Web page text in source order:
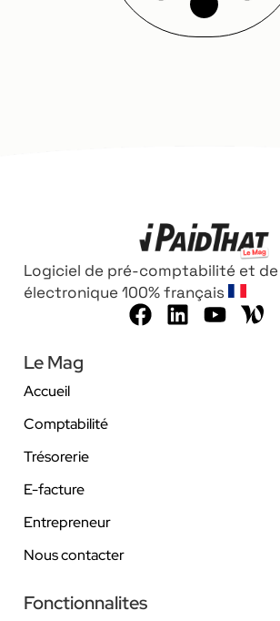
Logiciel de pré-comptabilité et
électronique 100% français
Le Mag
Accueil
Comptabilité
Trésorerie
E-facture
Entrepreneur
Nous contacter
Fonctionnalites